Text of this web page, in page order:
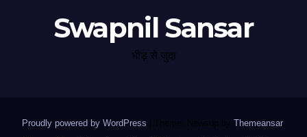
Swapnil Sansar
भीड़ से जुदा
Proudly powered by WordPress Theme: Newsup by Themeansar.